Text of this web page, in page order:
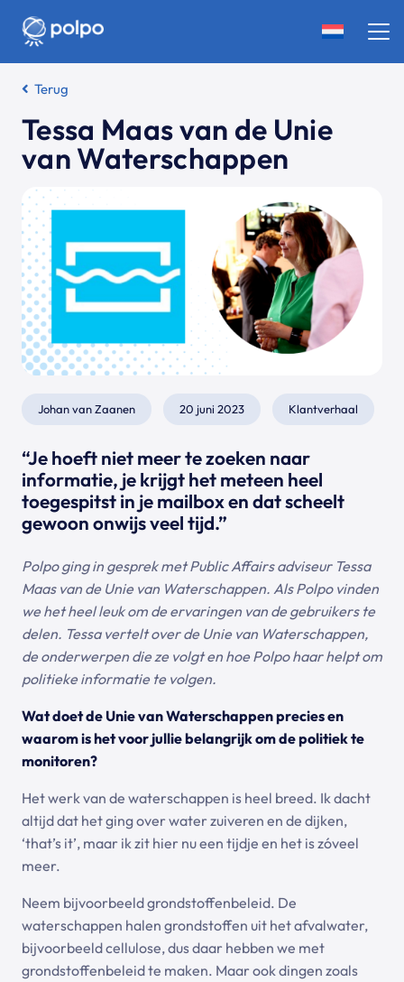
Terug
Tessa Maas van de Unie
van Waterschappen
Johan van Zaanen 20 juni 2023 Klantverhaal
“Je hoeft niet meer te zoeken naar
informatie, je krijgt het meteen heel
toegespitst in je mailbox en dat scheelt
gewoon onwijs veel tijd.”
Polpo ging in gesprek met Public Affairs adviseur Tessa
Maas van de Unie van Waterschappen. Als Polpo vinden
we het heel leuk om de ervaringen van de gebruikers te
delen. Tessa vertelt over de Unie van Waterschappen,
de onderwerpen die ze volgt en hoe Polpo haar helpt om
politieke informatie te volgen.
Wat doet de Unie van Waterschappen precies en
waarom is het voor jullie belangrijk om de politiek te
monitoren?
Het werk van de waterschappen is heel breed. Ik dacht
altijd dat het ging over water zuiveren en de dijken,
‘that’s it’, maar ik zit hier nu een tijdje en het is zóveel
meer.
Neem bijvoorbeeld grondstoffenbeleid. De
waterschappen halen grondstoffen uit het afvalwater,
bijvoorbeeld cellulose, dus daar hebben we met
grondstoffenbeleid te maken. Maar ook dingen zoals